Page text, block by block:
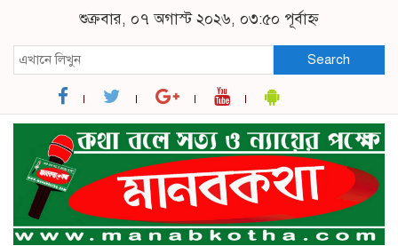
শুক্রবার, ০৭ অগাস্ট ২০২৬, ০৩:৫০ পূর্বাহ্ন
Search